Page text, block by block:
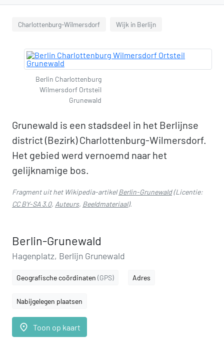
Charlottenburg-Wilmersdorf Wijk in Berlijn
Berlin Charlottenburg
Wilmersdorf Ortsteil
Grunewald
Grunewald is een stadsdeel in het Berlijnse
district (Bezirk) Charlottenburg-Wilmersdorf.
Het gebied werd vernoemd naar het
gelijknamige bos.
Fragment uit het Wikipedia-artikelBerlin-Grunewald(Licentie:
CC BY-SA 3.0, Auteurs, Beeldmateriaal).
Berlin-Grunewald
Hagenplatz, Berlijn Grunewald
Geografische coördinaten (GPS) Adres
Nabijgelegen plaatsen
place Toon op kaart